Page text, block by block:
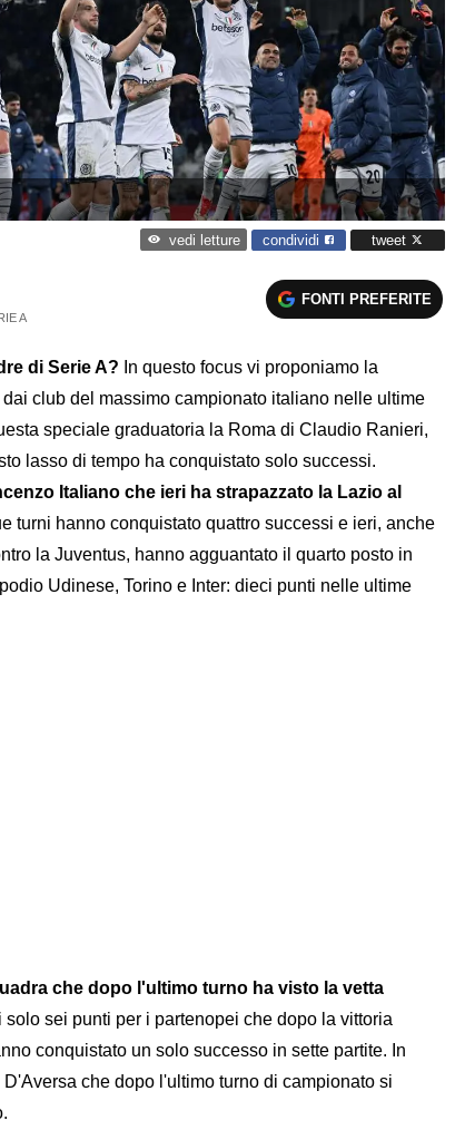
vedi letture condividi tweet
A
FONTI PREFERITE
di Serie A? In questo focus vi proponiamo la
club del massimo campionato italiano nelle ultime
speciale graduatoria la Roma di Claudio Ranieri,
lasso di tempo ha conquistato solo successi.
Italiano che ieri ha strapazzato la Lazio al
turni hanno conquistato quattro successi e ieri, anche
la Juventus, hanno agguantato il quarto posto in
Udinese, Torino e Inter: dieci punti nelle ultime
che dopo l'ultimo turno ha visto la vetta
sei punti per i partenopei che dopo la vittoria
conquistato un solo successo in sette partite. In
che dopo l'ultimo turno di campionato si